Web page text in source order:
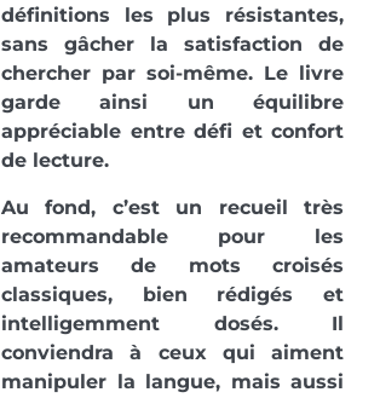
définitions les plus résistantes,
sans gâcher la satisfaction de
chercher par soi-même. Le livre
garde ainsi un équilibre
appréciable entre défi et confort
de lecture.
Au fond, c’est un recueil très
recommandable pour les
amateurs de mots croisés
classiques, bien rédigés et
intelligemment dosés. Il
conviendra à ceux qui aiment
manipuler la langue, mais aussi